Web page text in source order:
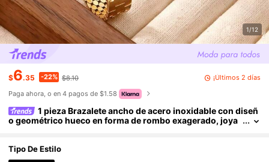
1/12
$6.35 -22% $8.10
¡Últimos 2 días
Paga ahora, o en 4 pagos de $1.58
1 pieza Brazalete ancho de acero inoxidable con diseñ
o geométrico hueco en forma de rombo exagerado, joya
Tipo De Estilo